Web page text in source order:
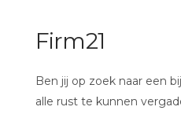
Firm21
Ben jij op zoek naar een
alle rust te kunnen